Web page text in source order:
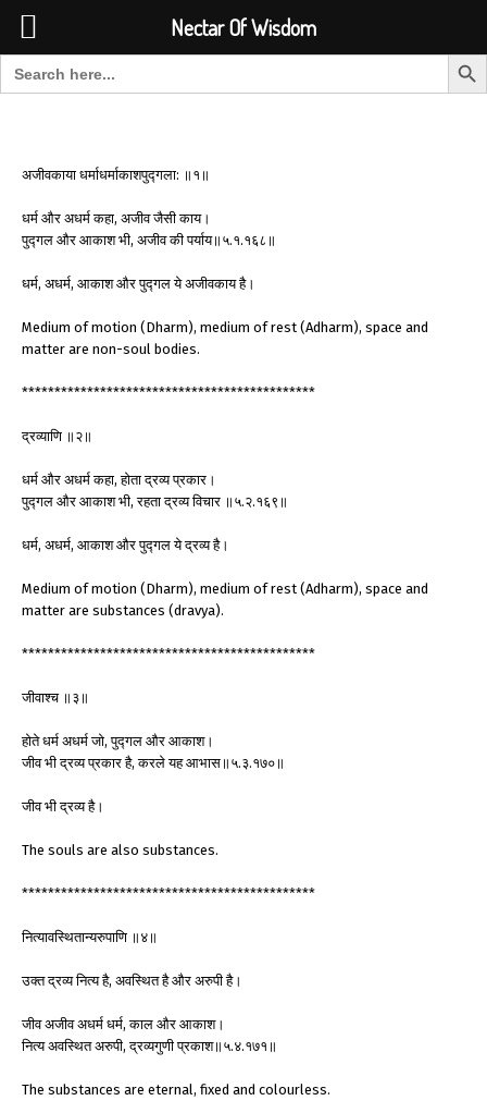
Search for: Search
अजीवकाया धर्माधर्माकाशपुद्गला: ॥१॥
धर्म और अधर्म कहा, अजीव जैसी काय।
पुद्गल और आकाश भी, अजीव की पर्याय॥५.१.१६८॥
धर्म, अधर्म, आकाश और पुद्गल ये अजीवकाय है।
Medium of motion (Dharm), medium of rest (Adharm), space and
matter are non-soul bodies.
*********************************************
द्रव्याणि ॥२॥
धर्म और अधर्म कहा, होता द्रव्य प्रकार।
पुद्गल और आकाश भी, रहता द्रव्य विचार ॥५.२.१६९॥
धर्म, अधर्म, आकाश और पुद्गल ये द्रव्य है।
Medium of motion (Dharm), medium of rest (Adharm), space and
matter are substances (dravya).
*********************************************
जीवाश्च ॥३॥
होते धर्म अधर्म जो, पुद्गल और आकाश।
जीव भी द्रव्य प्रकार है, करले यह आभास॥५.३.१७०॥
जीव भी द्रव्य है।
The souls are also substances.
*********************************************
नित्यावस्थितान्यरुपाणि ॥४॥
उक्त द्रव्य नित्य है, अवस्थित है और अरुपी है।
जीव अजीव अधर्म धर्म, काल और आकाश।
नित्य अवस्थित अरुपी, द्रव्यगुणी प्रकाश॥५.४.१७१॥
The substances are eternal, fixed and colourless.
Nectar Of Wisdom